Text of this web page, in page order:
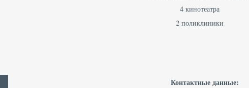
4 кинотеатра
2 поликлиники
Контактные данные: